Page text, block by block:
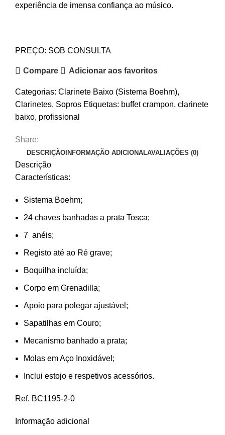
experiência de imensa confiança ao músico.
PREÇO: SOB CONSULTA
Compare Adicionar aos favoritos
Categorias: Clarinete Baixo (Sistema Boehm),
Clarinetes, Sopros Etiquetas: buffet crampon, clarinete
baixo, profissional
Share:
DESCRIÇÃOINFORMAÇÃO ADICIONALAVALIAÇÕES (0)
Descrição
Características:
Sistema Boehm;
24 chaves banhadas a prata Tosca;
7 anéis;
Registo até ao Ré grave;
Boquilha incluída;
Corpo em Grenadilla;
Apoio para polegar ajustável;
Sapatilhas em Couro;
Mecanismo banhado a prata;
Molas em Aço Inoxidável;
Inclui estojo e respetivos acessórios.
Ref. BC1195-2-0
Informação adicional